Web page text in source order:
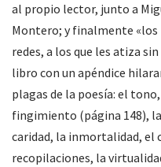
al propio lector, junto a
Montero; y finalmente «los
redes, a los que les atiza
libro con un apéndice
plagas de la poesía: el
fingimiento (página 148),
caridad, la inmortalidad, el
recopilaciones, la